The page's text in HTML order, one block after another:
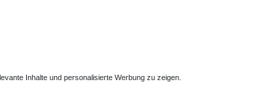
Inhalte und personalisierte Werbung zu zeigen.